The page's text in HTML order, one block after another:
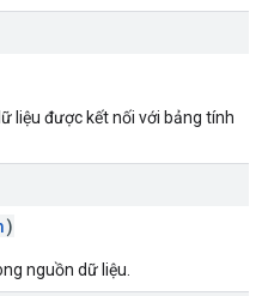
liệu được kết nối với bảng tính
)
nguồn dữ liệu.